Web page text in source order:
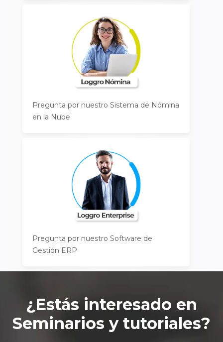
Pregunta por nuestro Sistema de Nómina
en la Nube
Pregunta por nuestro Software de
Gestión ERP
¿Estás interesado en
Seminarios y tutoriales?